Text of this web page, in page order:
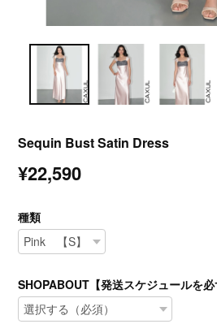
Sequin Bust Satin Dress
¥22,590
種類
SHOPABOUT【発送スケジュールを必